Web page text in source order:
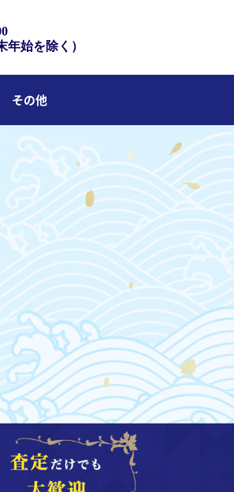
年始を除く）
その他